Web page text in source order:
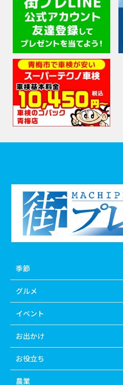
季節
グルメ
イベント
お出かけ
お役立ち
農業